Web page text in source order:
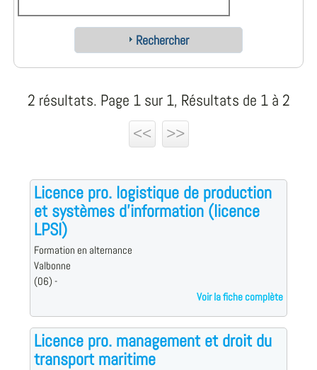
Rechercher
2 résultats. Page 1 sur 1, Résultats de 1 à 2
<<
>>
Licence pro. logistique de production
et systèmes d'information (licence
LPSI)
Formation en alternance
Valbonne
(06) -
Voir la fiche complète
Licence pro. management et droit du
transport maritime